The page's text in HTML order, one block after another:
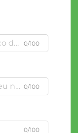
0/100
0/100
0/100